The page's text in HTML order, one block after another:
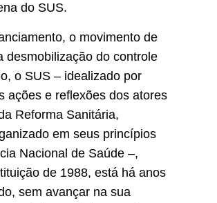
do SUS.
o movimento de
desmobilização do controle
o SUS – idealizado por
ações e reflexões dos atores
Reforma Sanitária,
em seus princípios
Nacional de Saúde –,
de 1988, está há anos
sem avançar na sua